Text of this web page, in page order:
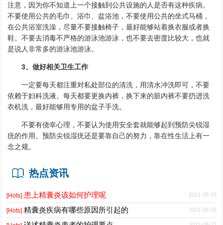
注意，因为你不知道上一个接触到公共设施的人是否有这种疾病。
不要使用公共的毛巾、浴巾、盆浴池，不要使用公共的坐式马桶，
在公共浴室洗澡，尽量不要接触椅子，最好能够站着换衣服或者换
鞋。不要去消毒不严格的游泳池游泳，也不要去密度比较大，也就
是说人非常多的游泳池游泳。
3、做好相关卫生工作
一定要每天都注重对私处部位的清洗，用清水冲洗即可，不要
依赖于妇科洗液。每天都要更换内裤，换下来的脏内裤不要扔进洗
衣机洗，最好能够用专用的盆子手洗。
不要有侥幸心理，不要认为使用安全套就能够起到预防尖锐湿
疣的作用。预防尖锐湿疣还是要靠自己的努力，靠在性生活上有一
念之规。
热点资讯
[Hots]·患上精囊炎该如何护理呢 2021-08-25
[Hots]·精囊炎疾病有哪些原因所引起的 2021-08-26